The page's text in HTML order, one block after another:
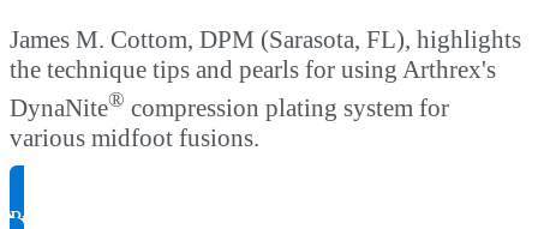
James M. Cottom, DPM (Sarasota, FL), highlights
the technique tips and pearls for using Arthrex's
DynaNite® compression plating system for
various midfoot fusions.
Produktinformationen anfragen